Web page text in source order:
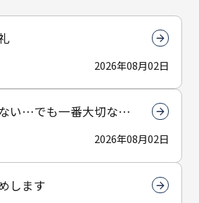
2026年08月02日
い…でも一番大切なん
2026年08月02日
します